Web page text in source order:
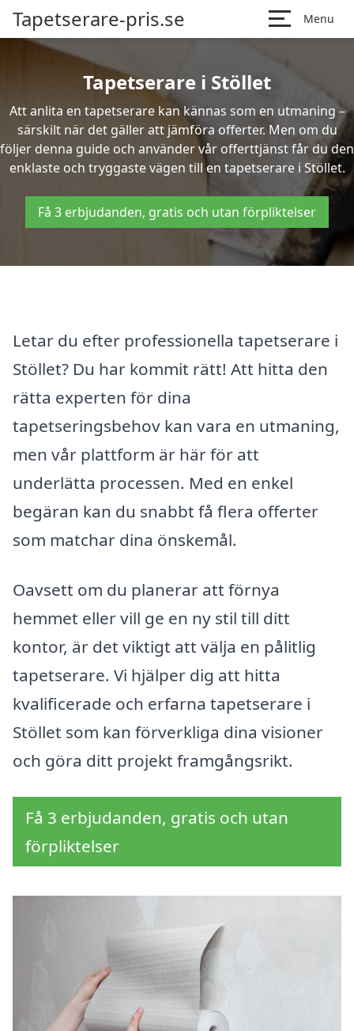
Tapetserare-pris.se Menu
Tapetserare i Stöllet
Att anlita en tapetserare kan kännas som en utmaning –
särskilt när det gäller att jämföra offerter. Men om du
följer denna guide och använder vår offerttjänst får du den
enklaste och tryggaste vägen till en tapetserare i Stöllet.
Få 3 erbjudanden, gratis och utan förpliktelser
Letar du efter professionella tapetserare i
Stöllet? Du har kommit rätt! Att hitta den
rätta experten för dina
tapetseringsbehov kan vara en utmaning,
men vår plattform är här för att
underlätta processen. Med en enkel
begäran kan du snabbt få flera offerter
som matchar dina önskemål.
Oavsett om du planerar att förnya
hemmet eller vill ge en ny stil till ditt
kontor, är det viktigt att välja en pålitlig
tapetserare. Vi hjälper dig att hitta
kvalificerade och erfarna tapetserare i
Stöllet som kan förverkliga dina visioner
och göra ditt projekt framgångsrikt.
Få 3 erbjudanden, gratis och utan
förpliktelser